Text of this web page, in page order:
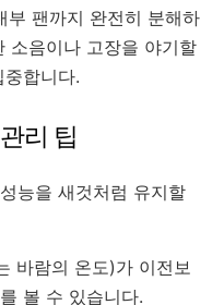
부 팬까지 완전히 분해하
소음이나 고장을 야기할
합니다.
리 팁
능을 새것처럼 유지할
바람의 온도)가 이전보
볼 수 있습니다.